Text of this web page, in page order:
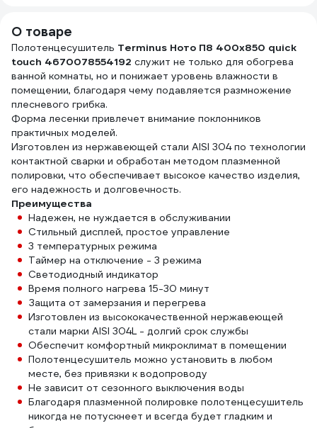
О товаре
Полотенцесушитель Terminus Ното П8 400x850 quick
touch 4670078554192 служит не только для обогрева
ванной комнаты, но и понижает уровень влажности в
помещении, благодаря чему подавляется размножение
плесневого грибка.
Форма лесенки привлечет внимание поклонников
практичных моделей.
Изготовлен из нержавеющей стали AISI 304 по технологии
контактной сварки и обработан методом плазменной
полировки, что обеспечивает высокое качество изделия,
его надежность и долговечность.
Преимущества
Надежен, не нуждается в обслуживании
Стильный дисплей, простое управление
3 температурных режима
Таймер на отключение - 3 режима
Светодиодный индикатор
Время полного нагрева 15-30 минут
Защита от замерзания и перегрева
Изготовлен из высококачественной нержавеющей
стали марки AISI 304L - долгий срок службы
Обеспечит комфортный микроклимат в помещении
Полотенцесушитель можно установить в любом
месте, без привязки к водопроводу
Не зависит от сезонного выключения воды
Благодаря плазменной полировке полотенцесушитель
никогда не потускнеет и всегда будет гладким и